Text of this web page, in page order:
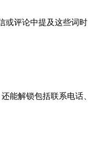
评论中提及这些词
解锁包括联系电话